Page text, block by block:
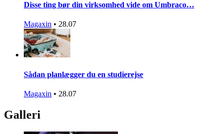
Disse ting bør din virksomhed vide om Umbraco…
Magaxin • 28.07
Sådan planlægger du en studierejse
Magaxin • 28.07
Galleri